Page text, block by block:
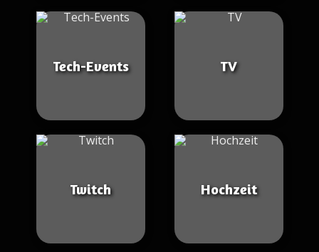
Tech-Events TV
Twitch Hochzeit